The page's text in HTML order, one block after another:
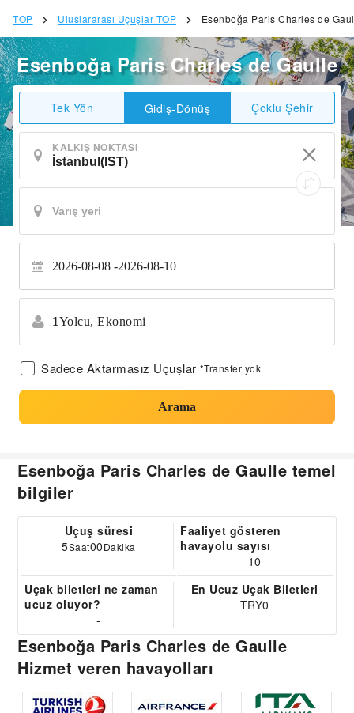
TOP Uluslararası Uçuşlar TOP Esenboğa Paris Charles de
Esenboğa Paris Charles de Gaulle
Tek Yön Gidiş-Dönüş Çoklu Şehir
KALKIŞ NOKTASI
2026-08-08 2026-08-10
1Yolcu, Ekonomi
Sadece Aktarmasız Uçuşlar *Transfer yok
Arama
Esenboğa Paris Charles de Gaulle temel
bilgiler
Uçuş süresi
5Saat00Dakika
Faaliyet gösteren
havayolu sayısı
10
Uçak biletleri ne zaman
ucuz oluyor?
-
En Ucuz Uçak Biletleri
TRY0
Esenboğa Paris Charles de Gaulle
Hizmet veren havayolları